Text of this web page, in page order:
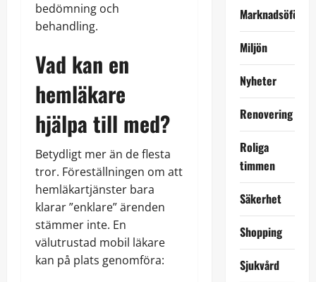
bedömning och
behandling.
Vad kan en
hemläkare
hjälpa till med?
Betydligt mer än de flesta
tror. Föreställningen om att
hemläkartjänster bara
klarar ”enklare” ärenden
stämmer inte. En
välutrustad mobil läkare
kan på plats genomföra:
Marknadsöföring
Miljön
Nyheter
Renovering
Roliga
timmen
Säkerhet
Shopping
Sjukvård